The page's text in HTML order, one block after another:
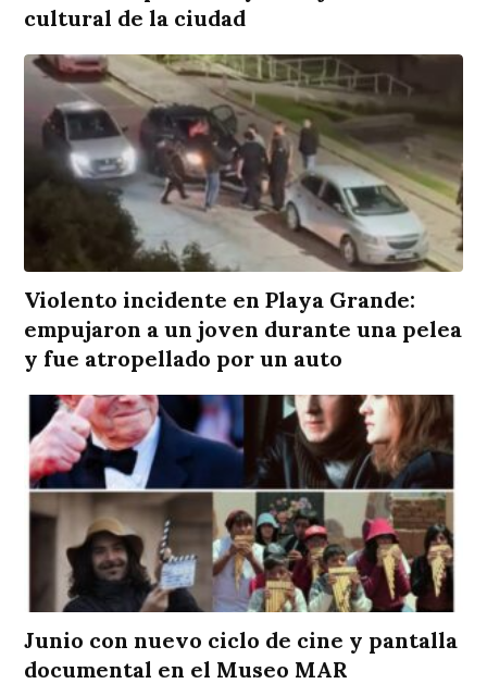
cultural de la ciudad
Violento incidente en Playa Grande:
empujaron a un joven durante una pelea
y fue atropellado por un auto
Junio con nuevo ciclo de cine y pantalla
documental en el Museo MAR